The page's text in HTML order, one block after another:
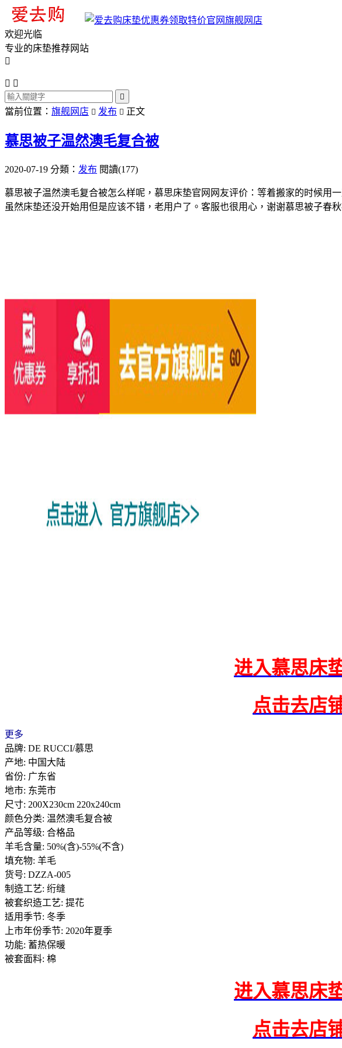
旗舰网店
欢迎光临
专业的床垫推荐网站

 

當前位置： 旗舰网店  发布  正文
慕思被子温然澳毛复合被
2020-07-19 分類： 发布 閱讀(177)
慕思被子温然澳毛复合被怎么样呢，慕思床垫官网网友评价：等着搬家的时候用
虽然床垫还没开始用但是应该不错，老用户了。客服也很用心，谢谢慕思被子春
进入慕思床
点击去店
更多
品牌: DE RUCCI/慕思
产地: 中国大陆
省份: 广东省
地市: 东莞市
尺寸: 200X230cm 220x240cm
颜色分类: 温然澳毛复合被
产品等级: 合格品
羊毛含量: 50%(含)-55%(不含)
填充物: 羊毛
货号: DZZA-005
制造工艺: 绗缝
被套织造工艺: 提花
适用季节: 冬季
上市年份季节: 2020年夏季
功能: 蓄热保暖
被套面料: 棉
进入慕思床
点击去店